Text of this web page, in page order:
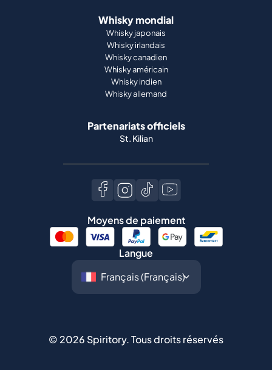
Whisky mondial
Whisky japonais
Whisky irlandais
Whisky canadien
Whisky américain
Whisky indien
Whisky allemand
Partenariats officiels
St. Kilian
Moyens de paiement
Langue
© 2026 Spiritory.Tous droits réservés